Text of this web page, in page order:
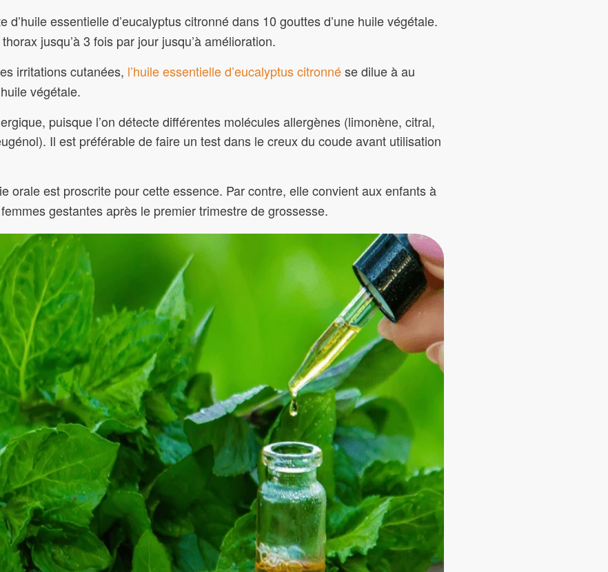
essentielle d’eucalyptus citronné dans 10 gouttes d’une huile végétale.
jusqu’à 3 fois par jour jusqu’à amélioration.
irritations cutanées, l’huile essentielle d’eucalyptus citronnése dilue à au
végétale.
puisque l’on détecte différentes molécules allergènes (limonène, citral,
Il est préférable de faire un test dans le creux du coude avant utilisation
orale est proscrite pour cette essence. Par contre, elle convient aux enfants à
gestantes après le premier trimestre de grossesse.